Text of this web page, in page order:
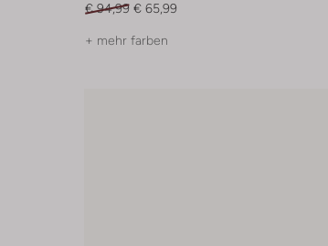
€ 94,99 € 65,99
+ mehr farben